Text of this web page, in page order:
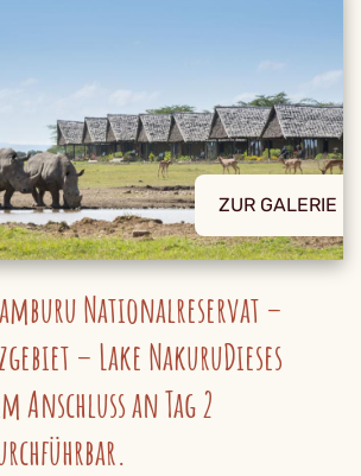
ZUR GALERIE
Nationalreservat –
– Lake NakuruDieses
Anschluss an Tag 2